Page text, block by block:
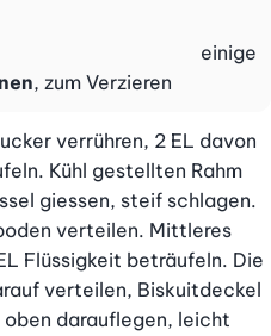
, zum Verzieren
einige
verrühren, 2 EL davon
Kühl gestellten Rahm
giessen, steif schlagen.
verteilen. Mittleres
Flüssigkeit beträufeln. Die
verteilen, Biskuitdeckel
darauflegen, leicht